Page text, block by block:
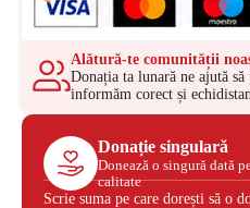
Alătură-te comunității
Donația ta lunară ne ajută
informăm corect și
Donație singulară
Donează o singură dată
calitate
Scrie suma pe care dorești să o